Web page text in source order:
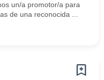
un/a promotor/a para
de una reconocida ...